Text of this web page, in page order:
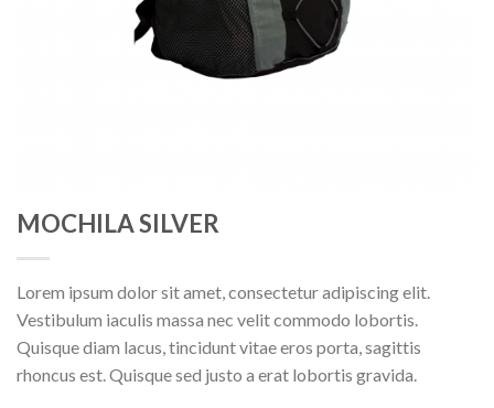
MOCHILA SILVER
Lorem ipsum dolor sit amet, consectetur adipiscing elit.
Vestibulum iaculis massa nec velit commodo lobortis.
Quisque diam lacus, tincidunt vitae eros porta, sagittis
rhoncus est. Quisque sed justo a erat lobortis gravida.